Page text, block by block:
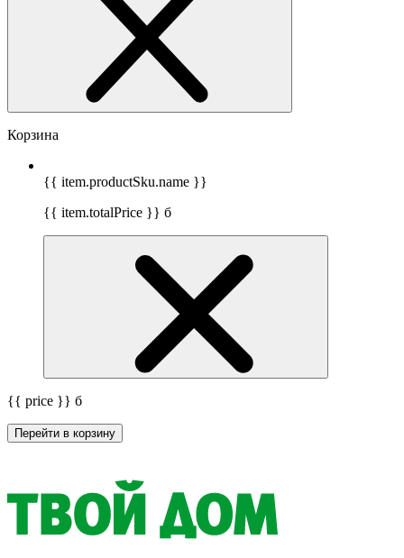
Корзина
{{ item.productSku.name }}
{{ item.totalPrice }} б
{{ price }} б
Перейти в корзину